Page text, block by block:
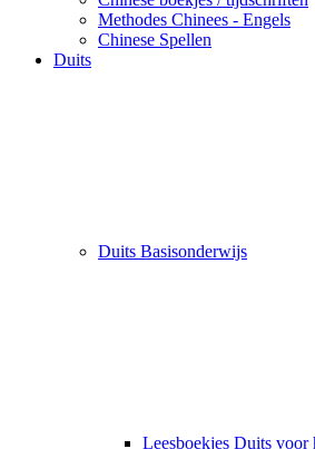
Methodes Chinees - Engels
Chinese Spellen
Duits
Duits Basisonderwijs
Leesboekjes Duits voor